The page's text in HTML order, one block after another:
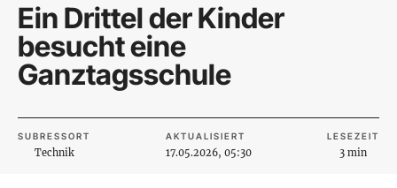
Ein Drittel der Kinder
besucht eine
Ganztagsschule
SUBRESSORT
Technik
AKTUALISIERT
17.05.2026, 05:30
LESEZEIT
3 min